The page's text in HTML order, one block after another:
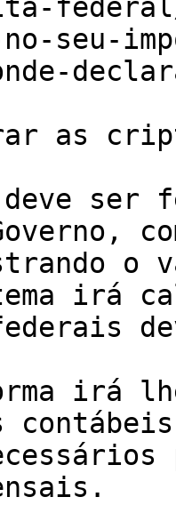
seu-
as
ser
o
irá
irá